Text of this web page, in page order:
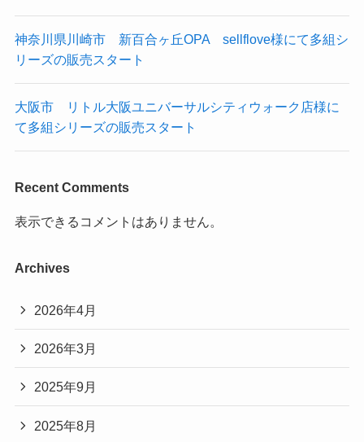
神奈川県川崎市 新百合ヶ丘OPA sellflove様にて多組シ
リーズの販売スタート
大阪市 リトル大阪ユニバーサルシティウォーク店様に
て多組シリーズの販売スタート
Recent Comments
表示できるコメントはありません。
Archives
2026年4月
2026年3月
2025年9月
2025年8月